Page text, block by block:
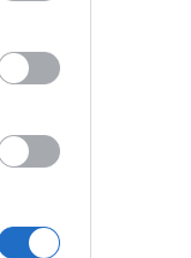
conectarán
Campus
llegar con tiempo
que cuenta con
en sentido
37 (ida) y frente a
tomar la Línea 91,
las gradas Curva